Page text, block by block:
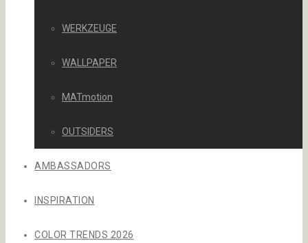
WERKZEUGE
WALLPAPER
MATmotion
OUTSIDERS
AMBASSADORS
INSPIRATION
COLOR TRENDS 2026